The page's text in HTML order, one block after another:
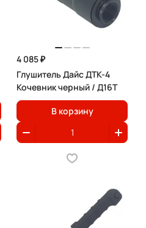
4 085 ₽
Глушитель Дайс ДТК-4
Кочевник черный / Д16Т
В корзину